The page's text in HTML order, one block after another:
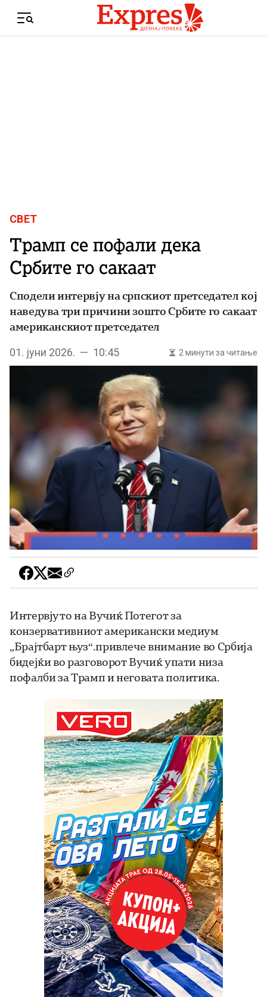
Menu
СВЕТ
Трамп се пофали дека
Србите го сакаат
Сподели интервју на српскиот претседател кој
наведува три причини зошто Србите го сакаат
американскиот претседател
01. јуни 2026. — 10:45 2 минути за читање
Интервјуто на Вучиќ Потегот за
конзервативниот американски медиум
„Брајтбарт њуз“.привлече внимание во Србија
бидејќи во разговорот Вучиќ упати низа
пофалби за Трамп и неговата политика.